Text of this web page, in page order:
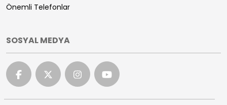
Önemli Telefonlar
SOSYAL MEDYA